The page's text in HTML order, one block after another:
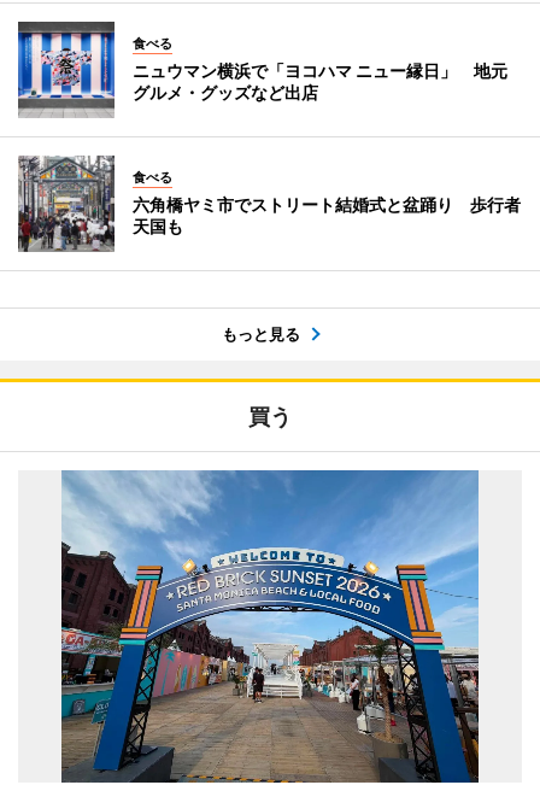
食べる
ニュウマン横浜で「ヨコハマ ニュー縁日」 地元
グルメ・グッズなど出店
食べる
六角橋ヤミ市でストリート結婚式と盆踊り 歩行者
天国も
もっと見る
買う